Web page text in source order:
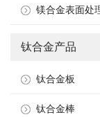
镁合金表面处
钛合金产品
钛合金板
钛合金棒